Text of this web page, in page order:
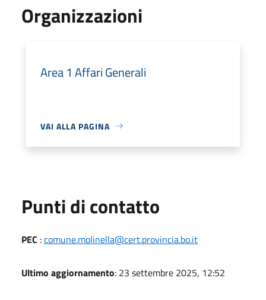
Organizzazioni
Area 1 Affari Generali
VAI ALLA PAGINA
Punti di contatto
PEC :comune.molinella@cert.provincia.bo.it
Ultimo aggiornamento: 23 settembre 2025, 12:52